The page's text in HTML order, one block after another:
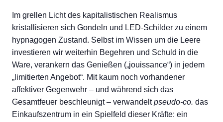
Im grellen Licht des kapitalistischen Realismus
kristallisieren sich Gondeln und LED-Schilder zu einem
hypnagogen Zustand. Selbst im Wissen um die Leere
investieren wir weiterhin Begehren und Schuld in die
Ware, verankern das Genießen („jouissance“) in jedem
„limitierten Angebot“. Mit kaum noch vorhandener
affektiver Gegenwehr – und während sich das
Gesamtfeuer beschleunigt – verwandeltpseudo-co. das
Einkaufszentrum in ein Spielfeld dieser Kräfte: ein